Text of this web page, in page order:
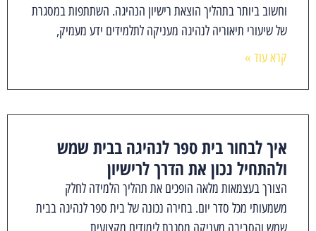
וחשוב ביותר בתהליך הוצאת רישיון הנהיגה. השתתפות במסגרת
של שיעורי תיאוריה לנהיגה מעניקה לתלמידים ידע מעמיק,
קרא עוד »
איך לבחור בית ספר לנהיגה בבית שמש
ולהתחיל נכון את הדרך לרישיון
הצורך בעצמאות מלאה הופכים את תהליך הלמידה לחלק
משמעותי מכל סדר יום. בחירה נכונה של בית ספר לנהיגה בבית
שמש והסביבה מעניקה מסגרת לימודים מקצועית,